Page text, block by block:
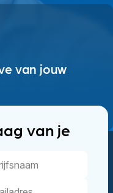
van jouw
van je